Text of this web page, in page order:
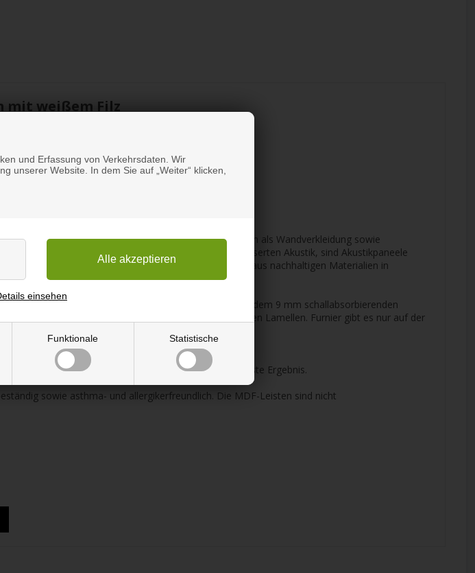
und Erfassung von Verkehrsdaten. Wir
unserer Website. In dem Sie auf „Weiter“ klicken,
Funktionale Statistische
einsehen
mit weißem Filz
Die Akustikpaneele aus dem HM-Holzshop können als Wandverkleidung sowie
der Reduzierung des Lärmniveaus und einer verbesserten Akustik, sind Akustikpaneele
Atmosphäre sorgt. Unsere Akustikpaneele werden aus nachhaltigen Materialien in
erhältlich.
aus recycelten Plastikflaschen hergestellt wird. Über dem 9 mm schallabsorbierenden
mit einem Abstand von 13 mm zwischen den einzelnen Lamellen. Furnier gibt es nur auf der
von Holz. Mit einer Feinsäge erhalten Sie das beste Ergebnis.
sowie asthma- und allergikerfreundlich. Die MDF-Leisten sind nicht